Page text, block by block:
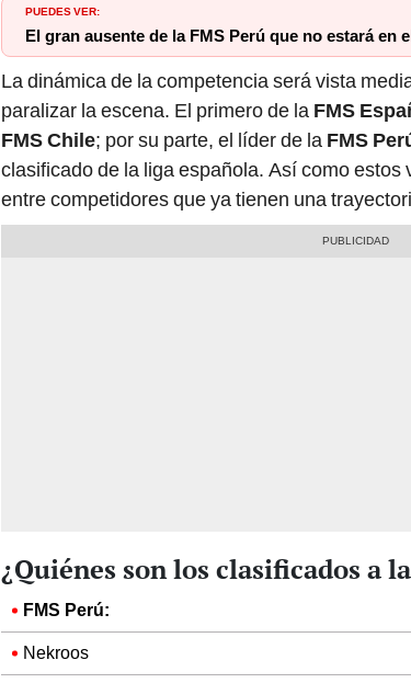
PUEDES VER:
El gran ausente de la FMS Perú que no estará en
La dinámica de la competencia será vista
paralizar la escena. El primero de la FMS
FMS Chile; por su parte, el líder de la FMS
clasificado de la liga española. Así como estos
entre competidores que ya tienen una
¿Quiénes son los clasificados a
FMS Perú:
Nekroos